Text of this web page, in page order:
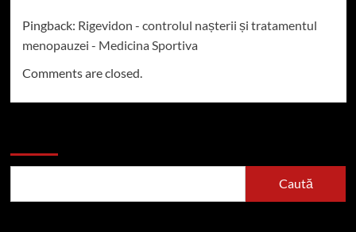
Pingback: Rigevidon - controlul nașterii și tratamentul
menopauzei - Medicina Sportiva
Comments are closed.
Caută